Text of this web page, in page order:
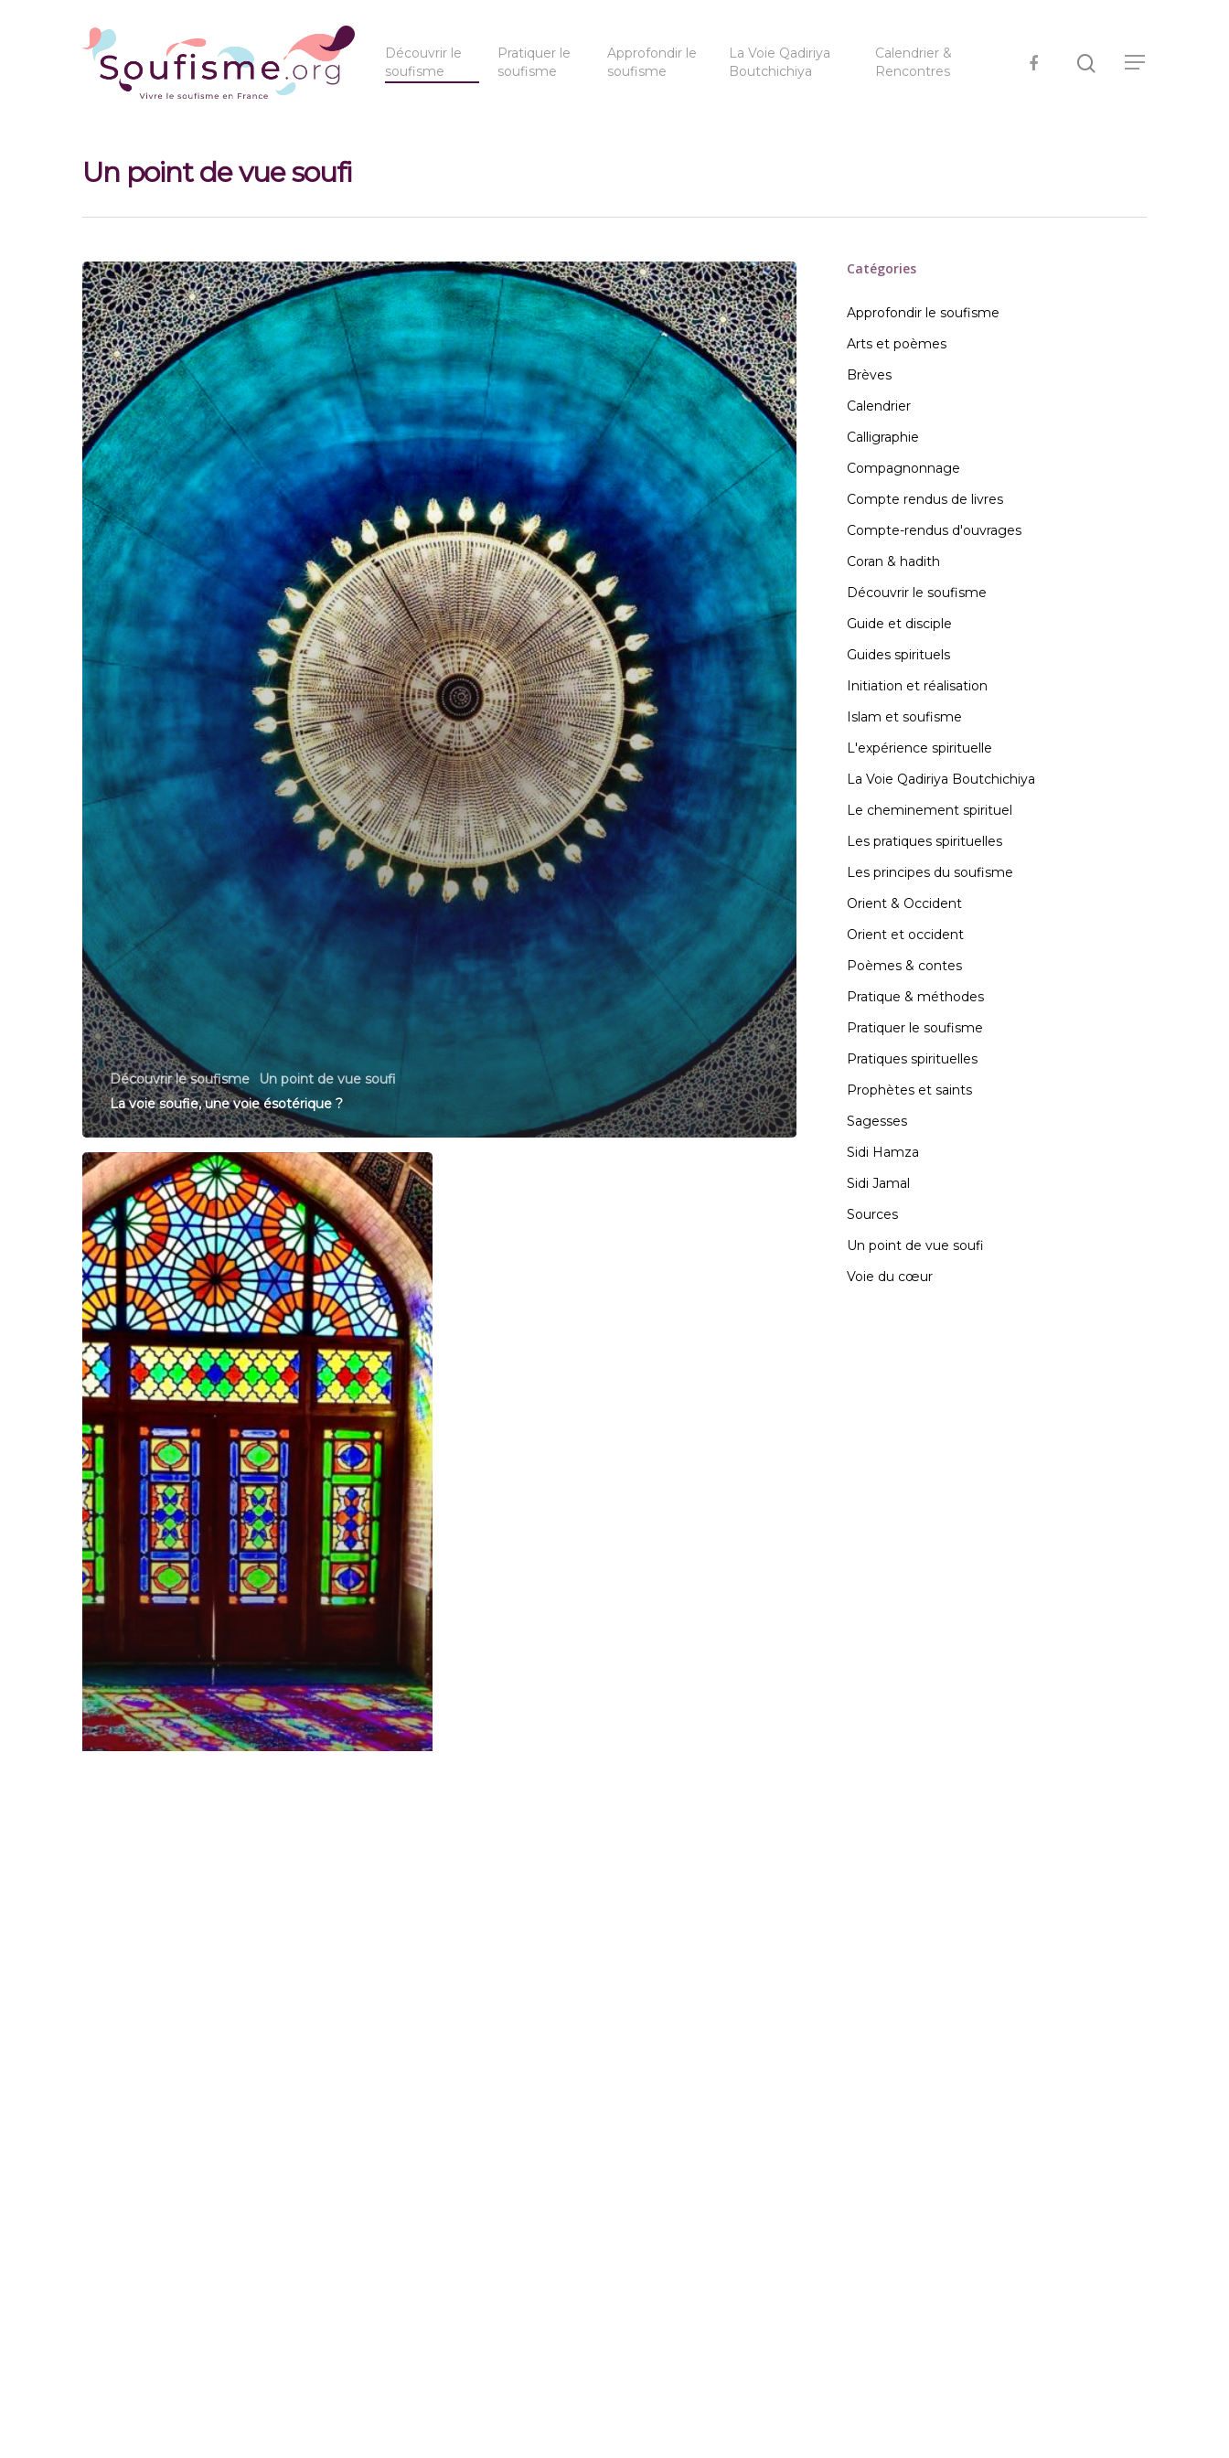
Hit enter to search or ESC to close
Découvrir le
soufisme
Pratiquer le
soufisme
Approfondir le
soufisme
La Voie Qadiriya
Boutchichiya
Calendrier &
Rencontres
Un point de vue soufi
Découvrir le soufisme
Un point de vue soufi
La voie soufie, une voie ésotérique ?
Catégories
Approfondir le soufisme
Arts et poèmes
Brèves
Calendrier
Calligraphie
Compagnonnage
Compte rendus de livres
Compte-rendus d'ouvrages
Coran & hadith
Découvrir le soufisme
Guide et disciple
Guides spirituels
Initiation et réalisation
Islam et soufisme
L'expérience spirituelle
La Voie Qadiriya Boutchichiya
Le cheminement spirituel
Les pratiques spirituelles
Les principes du soufisme
Orient & Occident
Orient et occident
Poèmes & contes
Pratique & méthodes
Pratiquer le soufisme
Pratiques spirituelles
Prophètes et saints
Sagesses
Sidi Hamza
Sidi Jamal
Sources
Un point de vue soufi
Voie du cœur
Contact